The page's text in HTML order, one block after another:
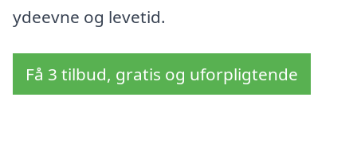
ydeevne og levetid.
Få 3 tilbud, gratis og uforpligtende